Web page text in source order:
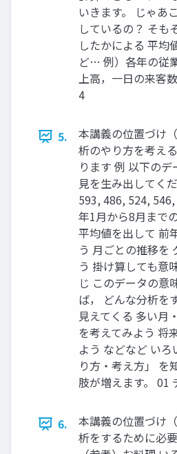
いきます。 じゃあ
しているの？ そも
したかによる 平均
ど… 例）各年の従
上高，一日の来客
4
5.
本講義の位置づけ
析のやり方を考え
ります 例 以下の
見を生み出してく
593, 486, 524,
年1月から8月まで
平均値を出して 前
う 月ごとの推移を
う 掛け算しても意
じ このデータの意
ば， どんな分析を
見えてくる 多い月
を考えてみよう 将
よう などなど い
り方・考え方」 を
肢が増えます。 01
6.
本講義の位置づけ
析をするために必